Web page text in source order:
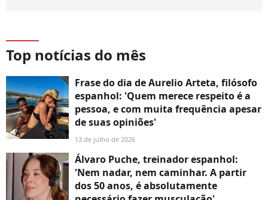
Top notícias do mês
Frase do dia de Aurelio Arteta, filósofo
espanhol: 'Quem merece respeito é a
pessoa, e com muita frequência apesar
de suas opiniões'
13 de julho de 2026
Álvaro Puche, treinador espanhol:
'Nem nadar, nem caminhar. A partir
dos 50 anos, é absolutamente